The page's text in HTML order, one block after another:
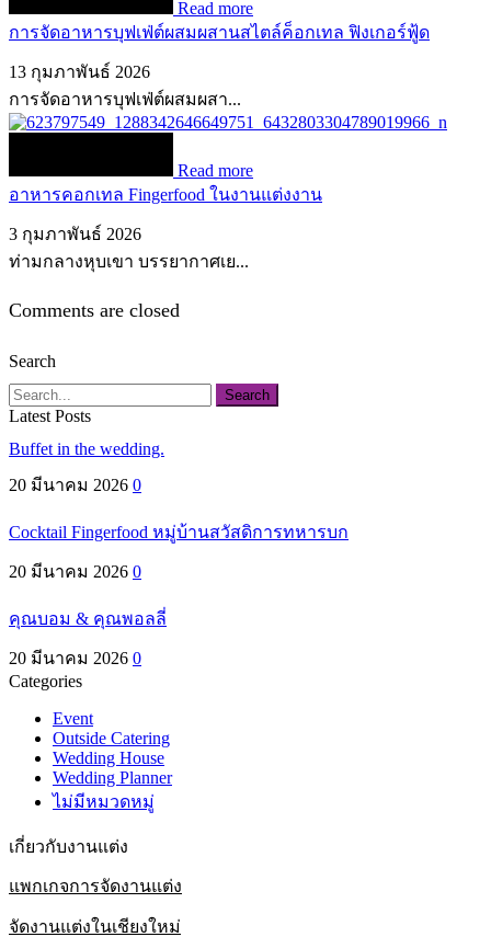
Read more
การจัดอาหารบุฟเฟ่ต์ผสมผสานสไตล์ค็อกเทล ฟิงเกอร์ฟู้ด
13 กุมภาพันธ์ 2026
การจัดอาหารบุฟเฟ่ต์ผสมผสา...
Read more
อาหารคอกเทล Fingerfood ในงานแต่งงาน
3 กุมภาพันธ์ 2026
ท่ามกลางหุบเขา บรรยากาศเย...
Comments are closed
Search
Search
Latest Posts
Buffet in the wedding.
20 มีนาคม 2026 0
Cocktail Fingerfood หมู่บ้านสวัสดิการทหารบก
20 มีนาคม 2026 0
คุณบอม & คุณพอลลี่
20 มีนาคม 2026 0
Categories
Event
Outside Catering
Wedding House
Wedding Planner
ไม่มีหมวดหมู่
เกี่ยวกับงานแต่ง
แพกเกจการจัดงานแต่ง
จัดงานแต่งในเชียงใหม่